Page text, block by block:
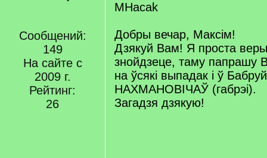
Сообщений:
149
На сайте с
2009 г.
Рейтинг:
26
MHacak
Добры вечар, Максім!
Дзякуй Вам! Я проста
знойдзеце, таму папрашу
на ўсякі выпадак і ў
НАХМАНОВІЧАЎ (габрэі).
Загадзя дзякую!